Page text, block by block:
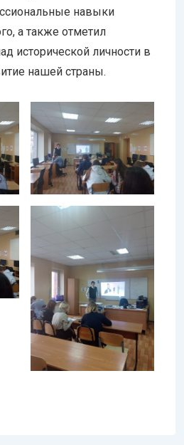
навыки
а также отметил
исторической личности в
нашей страны.